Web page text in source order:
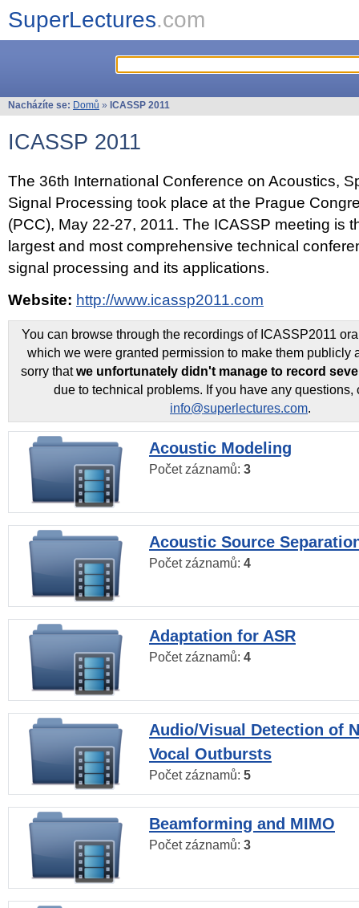
SuperLectures.com
Nacházíte se: Domů » ICASSP 2011
ICASSP 2011
The 36th International Conference on Acoustics,
Signal Processing took place at the Prague
(PCC), May 22-27, 2011. The ICASSP meeting is
largest and most comprehensive technical
signal processing and its applications.
Website: http://www.icassp2011.com
You can browse through the recordings of ICASSP2011
which we were granted permission to make them publicly
sorry thatwe unfortunately didn't manage to record
due to technical problems. If you have any questions,
info@superlectures.com.
Acoustic Modeling
Počet záznamů: 3
Acoustic Source
Počet záznamů: 4
Adaptation for ASR
Počet záznamů: 4
Audio/Visual Detection of
Vocal Outbursts
Počet záznamů: 5
Beamforming and MIMO
Počet záznamů: 3